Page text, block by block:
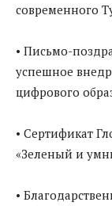
современного
• Письмо-
успешное
цифрового
• Сертификат
«Зеленый и
•